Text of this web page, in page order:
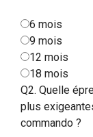
6 mois
9 mois
12 mois
18 mois
Q2. Quelle
plus
commando ?